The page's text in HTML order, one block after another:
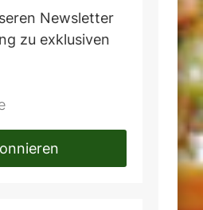
Newsletter
zu exklusiven